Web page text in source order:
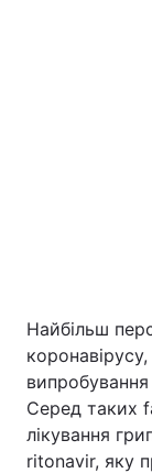
Найбільш
коронавірусу,
Серед таких
лікування
ritonavir, яку